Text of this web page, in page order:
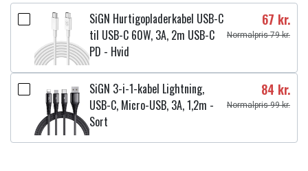
Model:
Farve:
Hvid
Materiale:ABS, plastik
Dimensioner:36 x 29 x 73 mm
Vægt:45 g
Porte:
1x USB-C
30W
Indgangsspænding:
Fordele ved Anker 511 Nano 3 vægoplader –
SiGN Hurtigopladerkabel USB-C
til USB-C 60W, 3A, 2m USB-C
PD - Hvid
67 kr.
Normalpris 79 kr.
SiGN 3-i-1-kabel Lightning,
USB-C, Micro-USB, 3A, 1,2m -
Sort
84 kr.
Normalpris 99 kr.